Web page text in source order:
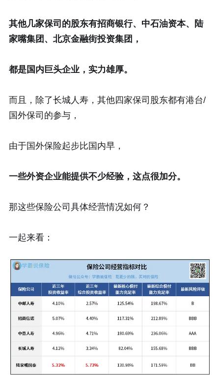
其他几家保司的股东有招商银行、中石油资本、陆
家嘴集团、北京金融街投资集团，
都是国内巨头企业，实力雄厚。
而且，除了长城人寿，其他四家保司股东都有港台/
国外保司的参与，
由于国外保险起步比国内早，
一些外资企业能提供不少经验，这点很加分。
那这些保险公司具体经营情况如何？
一起来看：